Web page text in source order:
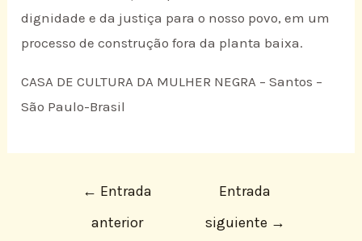
dignidade e da justiça para o nosso povo, em um
processo de construção fora da planta baixa.
CASA DE CULTURA DA MULHER NEGRA – Santos –
São Paulo-Brasil
← Entrada
anterior
Entrada
siguiente →